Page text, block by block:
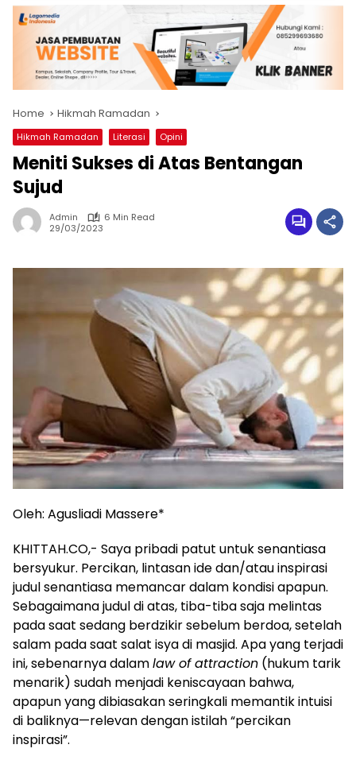
Home Hikmah Ramadan
Hikmah Ramadan Literasi Opini
Meniti Sukses di Atas Bentangan
Sujud
Admin
6 Min Read
29/03/2023
Oleh: Agusliadi Massere*
KHITTAH.CO,- Saya pribadi patut untuk senantiasa
bersyukur. Percikan, lintasan ide dan/atau inspirasi
judul senantiasa memancar dalam kondisi apapun.
Sebagaimana judul di atas, tiba-tiba saja melintas
pada saat sedang berdzikir sebelum berdoa, setelah
salam pada saat salat isya di masjid. Apa yang terjadi
ini, sebenarnya dalamlaw of attraction (hukum tarik
menarik) sudah menjadi keniscayaan bahwa,
apapun yang dibiasakan seringkali memantik intuisi
di baliknya—relevan dengan istilah “percikan
inspirasi”.